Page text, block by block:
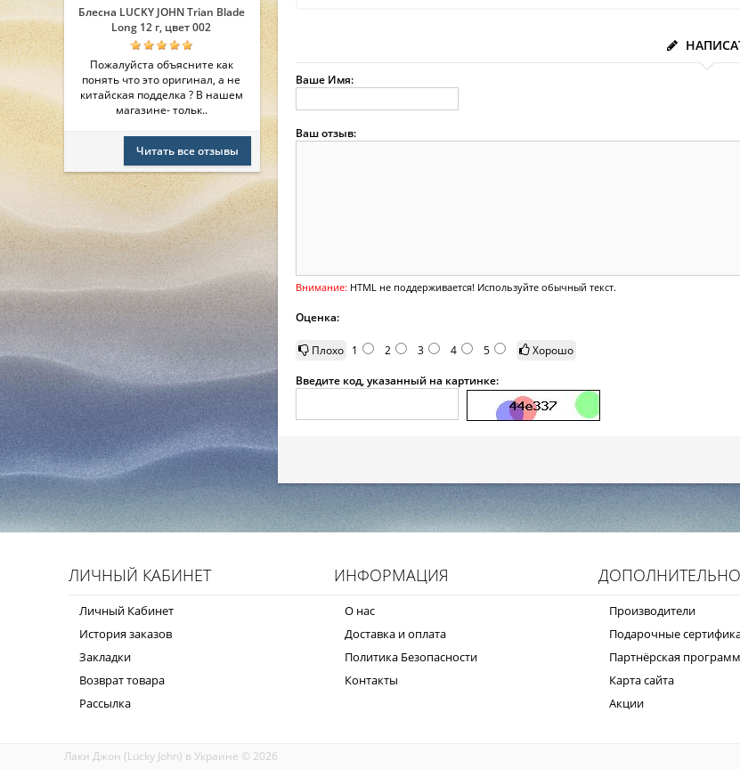
Блесна LUCKY JOHN Trian Blade
Long 12 г, цвет 002
Пожалуйста объясните как
понять что это оригинал, а не
китайская подделка ? В нашем
магазине- тольк..
Читать все отзывы
Ваше Имя:
Ваш отзыв:
Внимание: HTML не поддерживается! Используйте обычный текст.
Оценка:
Плохо 1 2 3 4 5
Хорошо
Введите код, указанный на картинке:
ЛИЧНЫЙ КАБИНЕТ
Личный Кабинет
История заказов
Закладки
Возврат товара
Рассылка
ИНФОРМАЦИЯ
О нас
Доставка и оплата
Политика Безопасности
Контакты
ДОПОЛНИТЕЛЬНО
Производители
Подарочные
Партнёрская
Карта сайта
Акции
Лаки Джон (Lucky John) в Украине © 2026